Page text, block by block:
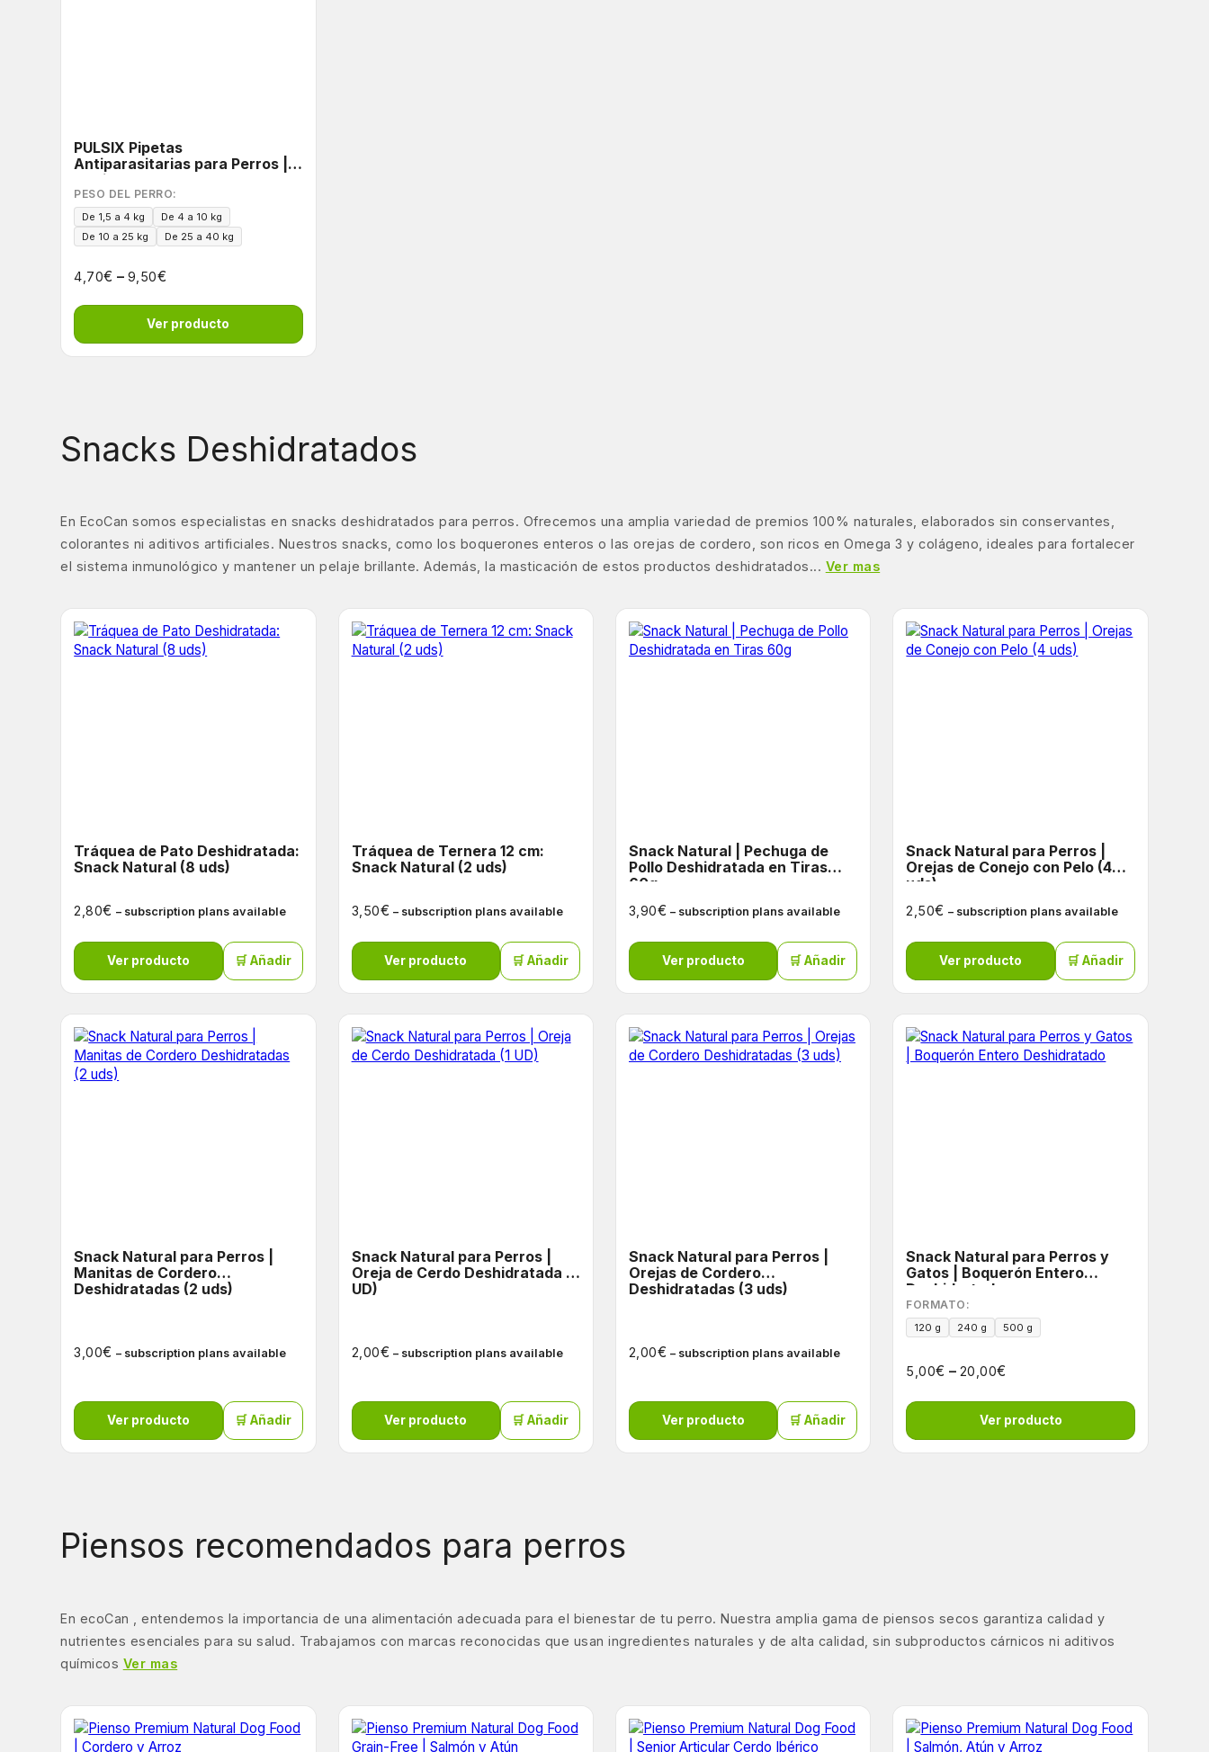
PULSIX Pipetas
Antiparasitarias para Perros |
Acción 6 en 1
PESO DEL PERRO:
De 1,5 a 4 kg
De 4 a 10 kg
De 10 a 25 kg
De 25 a 40 kg
4,70€ – 9,50€
Ver producto
Snacks Deshidratados
En EcoCan somos especialistas en snacks deshidratados para perros. Ofrecemos una amplia variedad de premios 100% naturales, elaborados sin conservantes,
colorantes ni aditivos artificiales. Nuestros snacks, como los boquerones enteros o las orejas de cordero, son ricos en Omega 3 y colágeno, ideales para fortalecer
el sistema inmunológico y mantener un pelaje brillante. Además, la masticación de estos productos deshidratados... Ver mas
Tráquea de Pato Deshidratada:
Snack Natural (8 uds)
2,80€ – subscription plans available
Ver producto 🛒 Añadir
Tráquea de Ternera 12 cm:
Snack Natural (2 uds)
3,50€ – subscription plans available
Ver producto 🛒 Añadir
Snack Natural | Pechuga de
Pollo Deshidratada en Tiras
60g
3,90€ – subscription plans available
Ver producto 🛒 Añadir
Snack Natural para Perros |
Orejas de Conejo con Pelo (4
uds)
2,50€ – subscription plans available
Ver producto 🛒 Añadir
Snack Natural para Perros |
Manitas de Cordero
Deshidratadas (2 uds)
3,00€ – subscription plans available
Ver producto 🛒 Añadir
Snack Natural para Perros |
Oreja de Cerdo Deshidratada (1
UD)
2,00€ – subscription plans available
Ver producto 🛒 Añadir
Snack Natural para Perros |
Orejas de Cordero
Deshidratadas (3 uds)
2,00€ – subscription plans available
Ver producto 🛒 Añadir
Snack Natural para Perros y
Gatos | Boquerón Entero
Deshidratado
FORMATO:
120 g 240 g 500 g
5,00€ – 20,00€
Ver producto
Piensos recomendados para perros
En ecoCan , entendemos la importancia de una alimentación adecuada para el bienestar de tu perro. Nuestra amplia gama de piensos secos garantiza calidad y
nutrientes esenciales para su salud. Trabajamos con marcas reconocidas que usan ingredientes naturales y de alta calidad, sin subproductos cárnicos ni aditivos
químicos Ver mas